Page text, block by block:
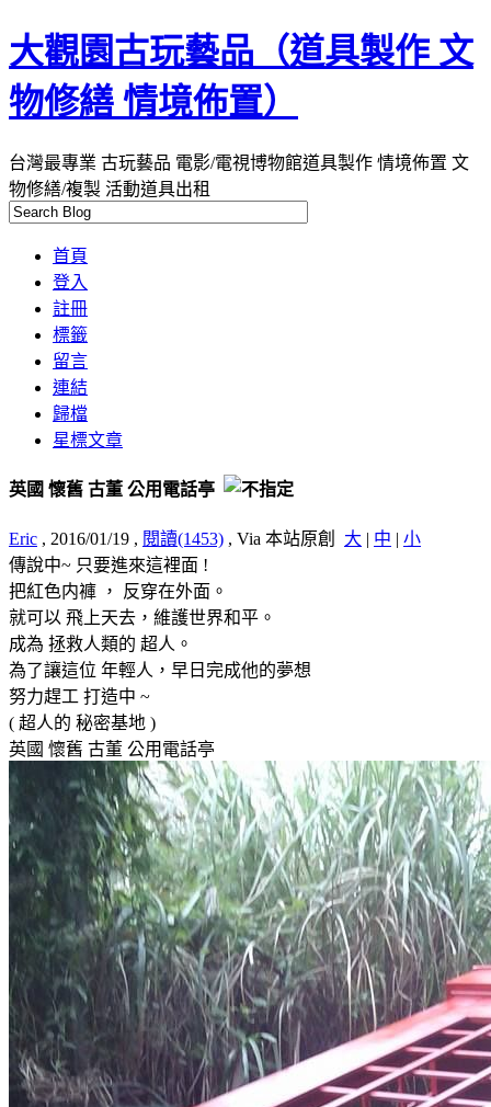
大觀園古玩藝品（道具製作 文
物修繕 情境佈置）
台灣最專業 古玩藝品 電影/電視博物館道具製作 情境佈置 文
物修繕/複製 活動道具出租
首頁
登入
註冊
標籤
留言
連結
歸檔
星標文章
英國 懷舊 古董 公用電話亭
Eric , 2016/01/19 , 閱讀(1453) , Via 本站原創 大 | 中 | 小
傳說中~ 只要進來這裡面 !
把紅色内褲 ， 反穿在外面。
就可以 飛上天去，維護世界和平。
成為 拯救人類的 超人。
為了讓這位 年輕人，早日完成他的夢想
努力趕工 打造中 ~
( 超人的 秘密基地 )
英國 懷舊 古董 公用電話亭